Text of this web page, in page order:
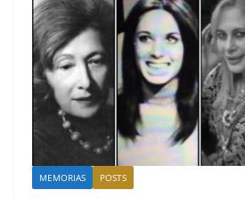
MEMORIAS POSTS